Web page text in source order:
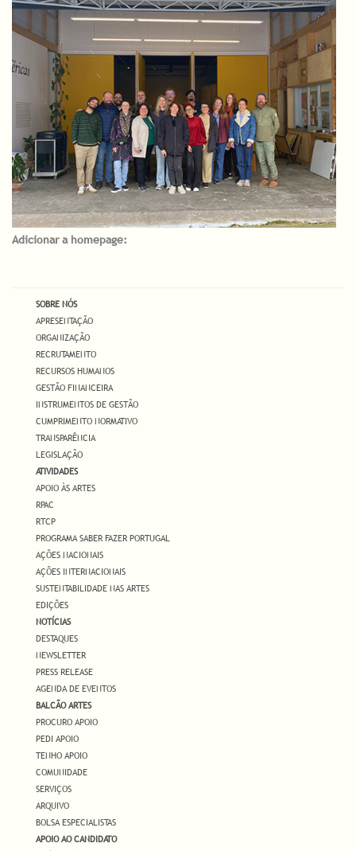
Adicionar a homepage:
SOBRE NÓS
APRESENTAÇÃO
ORGANIZAÇÃO
RECRUTAMENTO
RECURSOS HUMANOS
GESTÃO FINANCEIRA
INSTRUMENTOS DE GESTÃO
CUMPRIMENTO NORMATIVO
TRANSPARÊNCIA
LEGISLAÇÃO
ATIVIDADES
APOIO ÀS ARTES
RPAC
RTCP
PROGRAMA SABER FAZER PORTUGAL
AÇÕES NACIONAIS
AÇÕES INTERNACIONAIS
SUSTENTABILIDADE NAS ARTES
EDIÇÕES
NOTÍCIAS
DESTAQUES
NEWSLETTER
PRESS RELEASE
AGENDA DE EVENTOS
BALCÃO ARTES
PROCURO APOIO
PEDI APOIO
TENHO APOIO
COMUNIDADE
SERVIÇOS
ARQUIVO
BOLSA ESPECIALISTAS
APOIO AO CANDIDATO